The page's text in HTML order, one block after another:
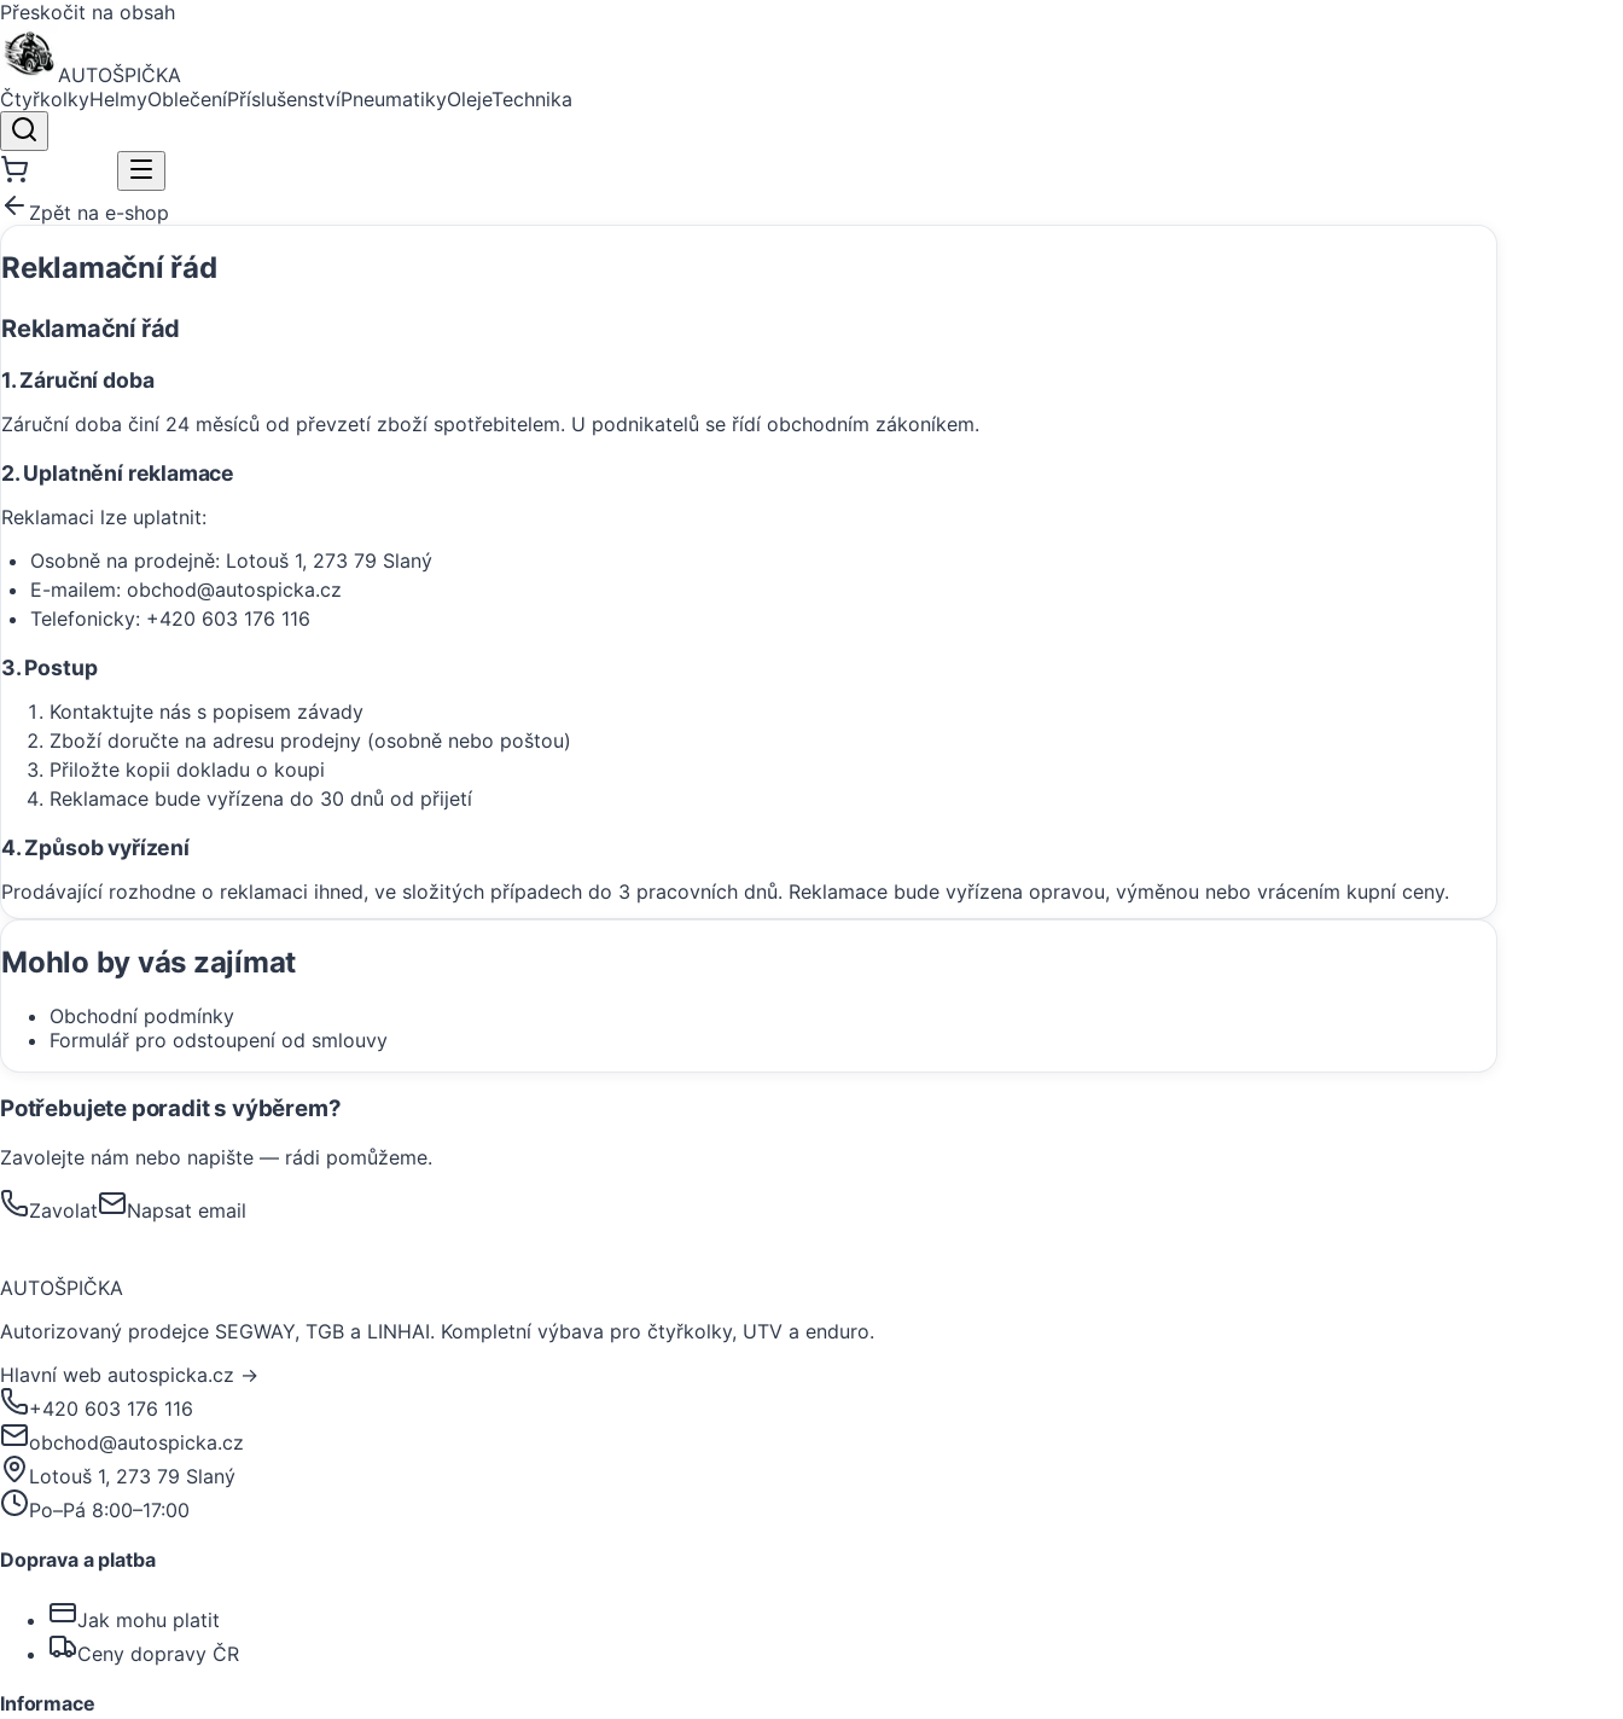
Přeskočit na obsah
AUTOŠPIČKA
ČtyřkolkyHelmyOblečeníPříslušenstvíPneumatikyOlejeTechnika
Zpět na e-shop
Reklamační řád
Reklamační řád
1. Záruční doba
Záruční doba činí 24 měsíců od převzetí zboží spotřebitelem. U podnikatelů se řídí obchodním zákoníkem.
2. Uplatnění reklamace
Reklamaci lze uplatnit:
Osobně na prodejně: Lotouš 1, 273 79 Slaný
E-mailem: obchod@autospicka.cz
Telefonicky: +420 603 176 116
3. Postup
Kontaktujte nás s popisem závady
Zboží doručte na adresu prodejny (osobně nebo poštou)
Přiložte kopii dokladu o koupi
Reklamace bude vyřízena do 30 dnů od přijetí
4. Způsob vyřízení
Prodávající rozhodne o reklamaci ihned, ve složitých případech do 3 pracovních dnů. Reklamace bude vyřízena opravou, výměnou nebo vrácením kupní ceny.
Mohlo by vás zajímat
Obchodní podmínky
Formulář pro odstoupení od smlouvy
Potřebujete poradit s výběrem?
Zavolejte nám nebo napište — rádi pomůžeme.
Zavolat Napsat email
AUTOŠPIČKA
Autorizovaný prodejce SEGWAY, TGB a LINHAI. Kompletní výbava pro čtyřkolky, UTV a enduro.
Hlavní web autospicka.cz →
+420 603 176 116
obchod@autospicka.cz
Lotouš 1, 273 79 Slaný
Po–Pá 8:00–17:00
Doprava a platba
Jak mohu platit
Ceny dopravy ČR
Informace